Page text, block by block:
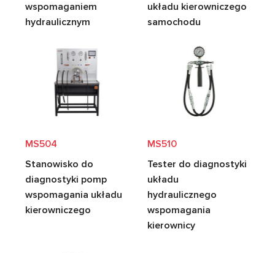
wspomaganiem
hydraulicznym
układu kierowniczego
samochodu
MS504
Stanowisko do
diagnostyki pomp
wspomagania układu
kierowniczego
MS510
Tester do diagnostyki
układu
hydraulicznego
wspomagania
kierownicy